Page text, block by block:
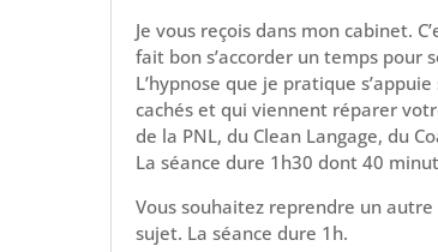
Je vous reçois dans mon cabinet.
fait bon s’accorder un temps pour
L’hypnose que je pratique
cachés et qui viennent réparer
de la PNL, du Clean Langage, du
La séance dure 1h30 dont 40
Vous souhaitez reprendre un
sujet. La séance dure 1h.